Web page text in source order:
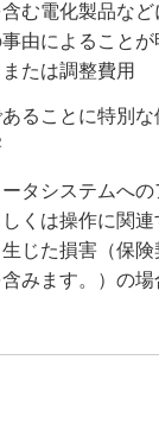
む電化製品な
由によること
たは調整費用
ることに特別
タシステムへ
くは操作に関
じた損害（保
みます。）の場